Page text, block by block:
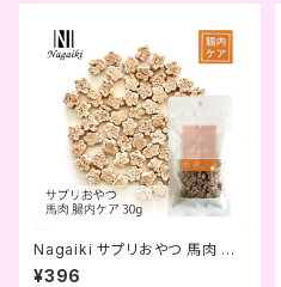
Nagaiki サプリおやつ 馬肉 腸
内ケア (OCファーム)
¥396